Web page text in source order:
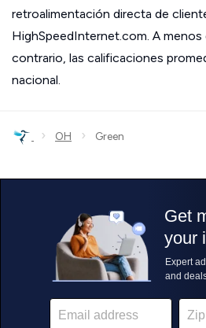
retroalimentación directa de
HighSpeedInternet.com. A menos
contrario, las calificaciones
nacional.
› OH › Green